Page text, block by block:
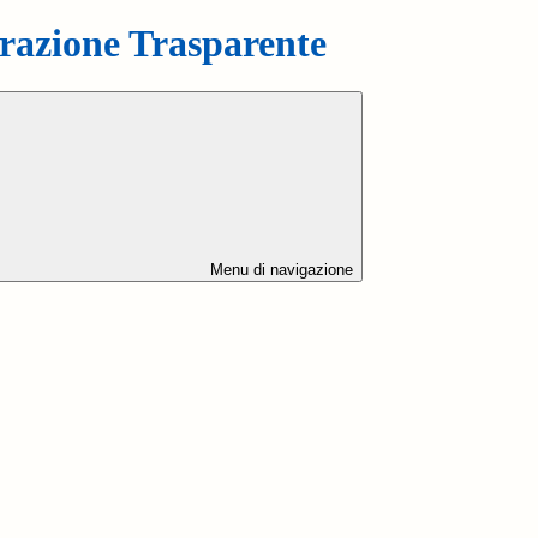
Trasparente
Menu di navigazione